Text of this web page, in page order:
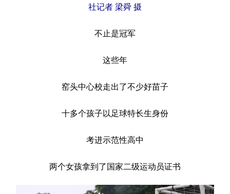
社记者 梁舜 摄
不止是冠军
这些年
窑头中心校走出了不少好苗子
十多个孩子以足球特长生身份
考进示范性高中
两个女孩拿到了国家二级运动员证书